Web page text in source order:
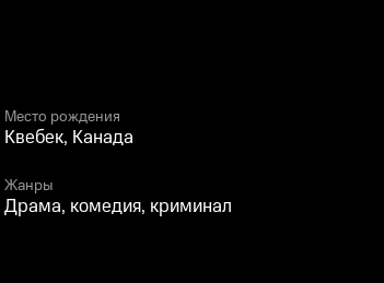
Место рождения
Квебек, Канада
Жанры
Драма, комедия, криминал